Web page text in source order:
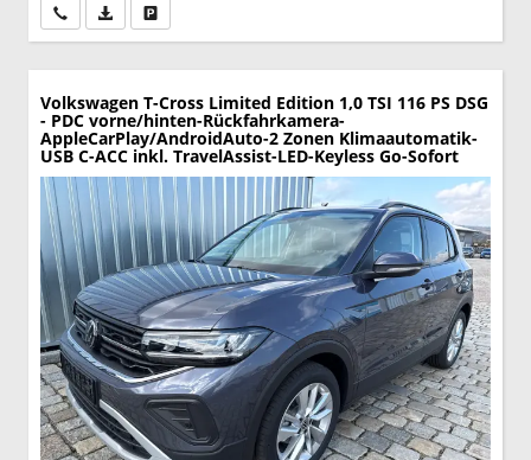
Wir rufen Sie anPDF-Datei, Fahrzeugexposé drucken
Volkswagen T-Cross Limited Edition 1,0 TSI 116 PS DSG
- PDC vorne/hinten-Rückfahrkamera-
AppleCarPlay/AndroidAuto-2 Zonen Klimaautomatik-
USB C-ACC inkl. TravelAssist-LED-Keyless Go-Sofort